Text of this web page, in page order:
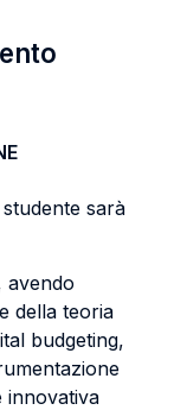
sarà
avendo
della teoria
budgeting,
innovativa